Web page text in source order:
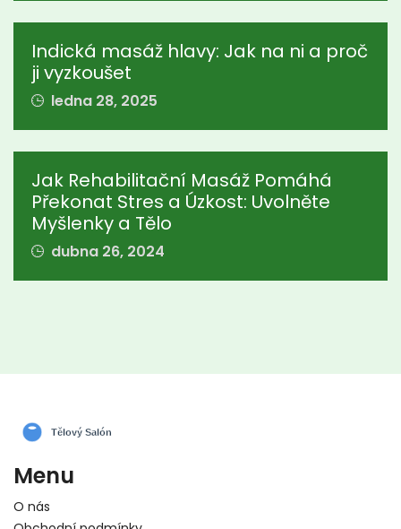
Indická masáž hlavy: Jak na ni a proč
ji vyzkoušet
ledna 28, 2025
Jak Rehabilitační Masáž Pomáhá
Překonat Stres a Úzkost: Uvolněte
Myšlenky a Tělo
dubna 26, 2024
Menu
O nás